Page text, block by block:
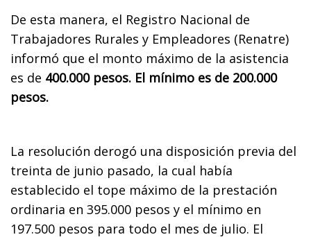
De esta manera, el Registro Nacional de
Trabajadores Rurales y Empleadores (Renatre)
informó que el monto máximo de la asistencia
es de 400.000 pesos. El mínimo es de 200.000
pesos.
La resolución derogó una disposición previa del
treinta de junio pasado, la cual había
establecido el tope máximo de la prestación
ordinaria en 395.000 pesos y el mínimo en
197.500 pesos para todo el mes de julio. El